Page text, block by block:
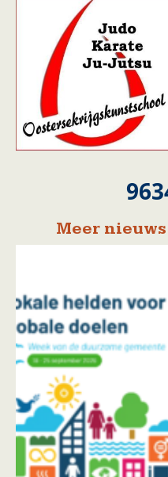
Meer